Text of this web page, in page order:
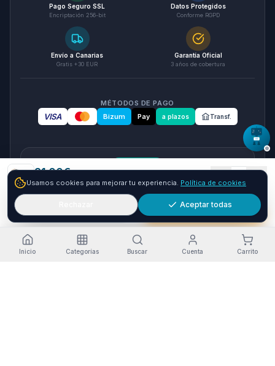
21.00€
+9.00€ y envío GRATIS 24-48h
Comprar ya
Pago Seguro SSL
Encriptación 256-bit
Datos Protegidos
Conforme RGPD
Envío a Canarias
Gratis +30 EUR
Garantía Oficial
3 años de cobertura
MÉTODOS DE PAGO
VISA Bizum Pay a plazos Transf.
seQura
Paga a plazos con seQura
Fracciona tu compra en 3, 6 o 12 plazos. Financiacion sujeta
a aprobacion por seQura. Sin papeleo y con respuesta
inmediata.
Como funciona
Usamos cookies para mejorar tu experiencia. Política de cookies
Aceptar todas
Inicio Categorías Buscar Cuenta Carrito